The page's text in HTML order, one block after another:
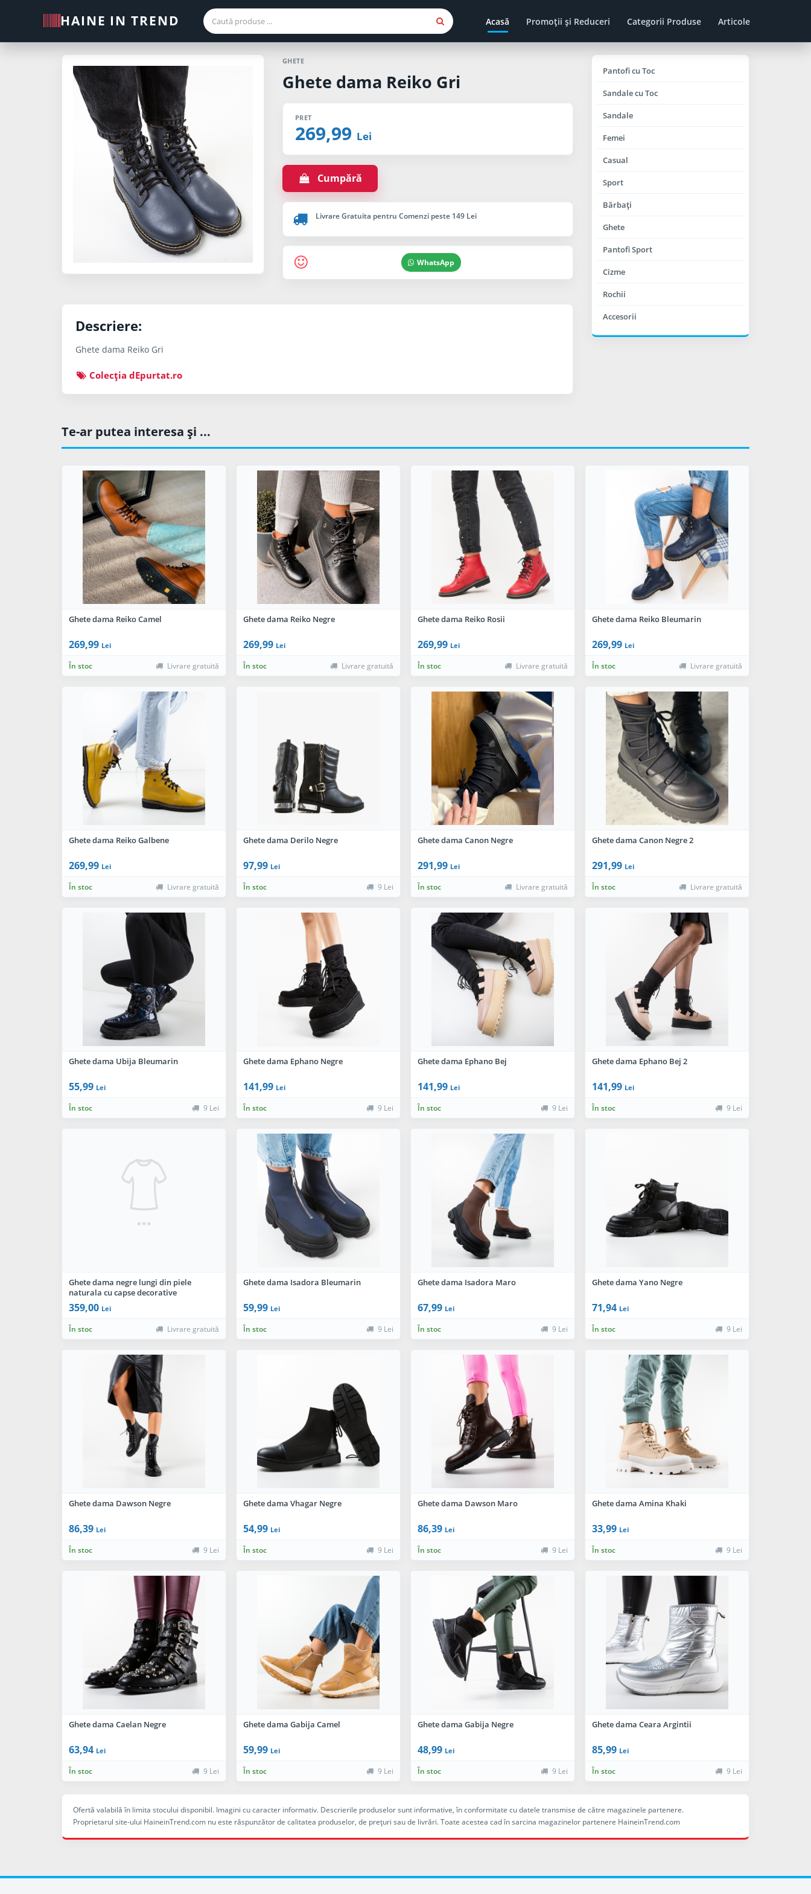
HAINE IN TREND Acasă Promoţii şi Reduceri Categorii Produse Articole
GHETE
Ghete dama Reiko Gri
PRET
269,99 Lei
Cumpără
Livrare Gratuita pentru Comenzi peste 149 Lei
WhatsApp
Descriere:
Ghete dama Reiko Gri
Colecţia dEpurtat.ro
Pantofi cu Toc
Sandale cu Toc
Sandale
Femei
Casual
Sport
Bărbaţi
Ghete
Pantofi Sport
Cizme
Rochii
Accesorii
Te-ar putea interesa şi ...
Ghete dama Reiko Camel
269,99 Lei
În stoc Livrare gratuită
Ghete dama Reiko Negre
269,99 Lei
În stoc Livrare gratuită
Ghete dama Reiko Rosii
269,99 Lei
În stoc Livrare gratuită
Ghete dama Reiko Bleumarin
269,99 Lei
În stoc Livrare gratuită
Ghete dama Reiko Galbene
269,99 Lei
În stoc Livrare gratuită
Ghete dama Derilo Negre
97,99 Lei
În stoc 9 Lei
Ghete dama Canon Negre
291,99 Lei
În stoc Livrare gratuită
Ghete dama Canon Negre 2
291,99 Lei
În stoc Livrare gratuită
Ghete dama Ubija Bleumarin
55,99 Lei
În stoc 9 Lei
Ghete dama Ephano Negre
141,99 Lei
În stoc 9 Lei
Ghete dama Ephano Bej
141,99 Lei
În stoc 9 Lei
Ghete dama Ephano Bej 2
141,99 Lei
În stoc 9 Lei
Ghete dama negre lungi din piele
naturala cu capse decorative
359,00 Lei
În stoc Livrare gratuită
Ghete dama Isadora Bleumarin
59,99 Lei
În stoc 9 Lei
Ghete dama Isadora Maro
67,99 Lei
În stoc 9 Lei
Ghete dama Yano Negre
71,94 Lei
În stoc 9 Lei
Ghete dama Dawson Negre
86,39 Lei
În stoc 9 Lei
Ghete dama Vhagar Negre
54,99 Lei
În stoc 9 Lei
Ghete dama Dawson Maro
86,39 Lei
În stoc 9 Lei
Ghete dama Amina Khaki
33,99 Lei
În stoc 9 Lei
Ghete dama Caelan Negre
63,94 Lei
În stoc 9 Lei
Ghete dama Gabija Camel
59,99 Lei
În stoc 9 Lei
Ghete dama Gabija Negre
48,99 Lei
În stoc 9 Lei
Ghete dama Ceara Argintii
85,99 Lei
În stoc 9 Lei
Ofertă valabilă în limita stocului disponibil. Imagini cu caracter informativ. Descrierile produselor sunt informative, în conformitate cu datele transmise de către magazinele partenere.
Proprietarul site-ului HaineinTrend.com nu este răspunzător de calitatea produselor, de preţuri sau de livrări. Toate acestea cad în sarcina magazinelor partenere HaineinTrend.com